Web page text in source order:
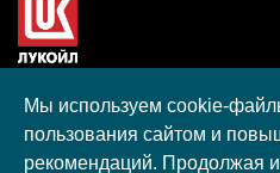
гранта, полученного в
культурных проектов ПАО
Калининградской
Мы используем cookie-
пользования сайтом и
рекомендаций. Продолжая